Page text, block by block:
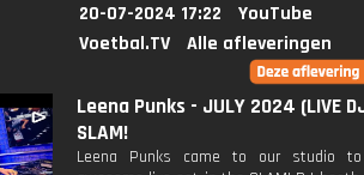
20-07-2024 17:22
YouTube
Voetbal.TV
Alle afleveringen
Leena Punks - JULY 2024 (LIVE
SLAM!
Leena Punks came to our studio